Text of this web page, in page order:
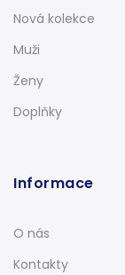
Nová kolekce
Muži
Ženy
Doplňky
Informace
O nás
Kontakty